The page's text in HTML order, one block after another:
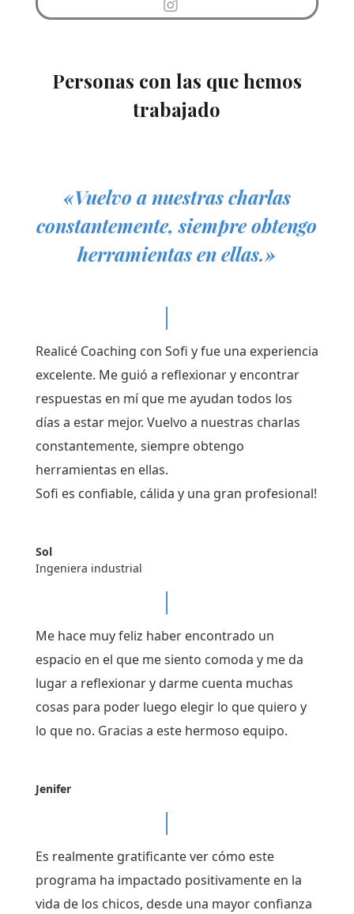
Personas con las que hemos
trabajado
«Vuelvo a nuestras charlas
constantemente, siempre obtengo
herramientas en ellas.»
Realicé Coaching con Sofi y fue una experiencia
excelente. Me guió a reflexionar y encontrar
respuestas en mí que me ayudan todos los
días a estar mejor. Vuelvo a nuestras charlas
constantemente, siempre obtengo
herramientas en ellas.
Sofi es confiable, cálida y una gran profesional!
Sol
Ingeniera industrial
Me hace muy feliz haber encontrado un
espacio en el que me siento comoda y me da
lugar a reflexionar y darme cuenta muchas
cosas para poder luego elegir lo que quiero y
lo que no. Gracias a este hermoso equipo.
Jenifer
Es realmente gratificante ver cómo este
programa ha impactado positivamente en la
vida de los chicos, desde una mayor confianza